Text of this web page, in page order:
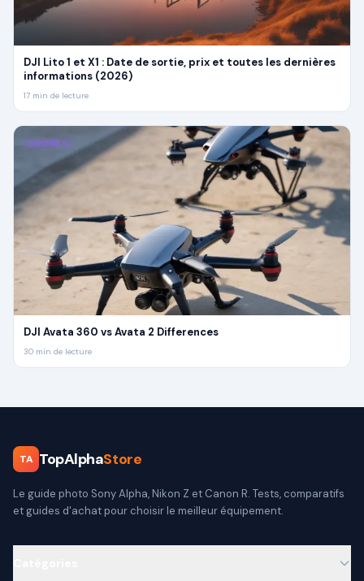
DJI Lito 1 et X1 : Date de sortie, prix et toutes les dernières
informations (2026)
17 min de lecture
DRONES
DJI Avata 360 vs Avata 2 Differences
30 min de lecture
TA TopAlphaStore
Le guide photo Sony Alpha, Nikon Z et Canon R. Tests, comparatifs
et guides d'achat pour choisir le meilleur équipement.